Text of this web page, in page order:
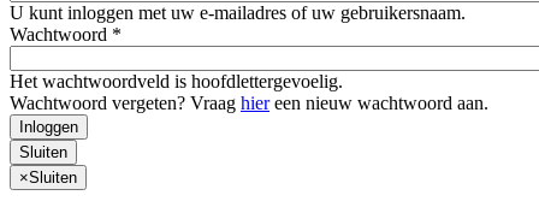
U kunt inloggen met uw e-mailadres of uw gebruikersnaam.
Wachtwoord *
Het wachtwoordveld is hoofdlettergevoelig.
Wachtwoord vergeten? Vraag hiereen nieuw wachtwoord aan.
Inloggen
Sluiten
×Sluiten